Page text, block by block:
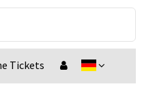
Tickets